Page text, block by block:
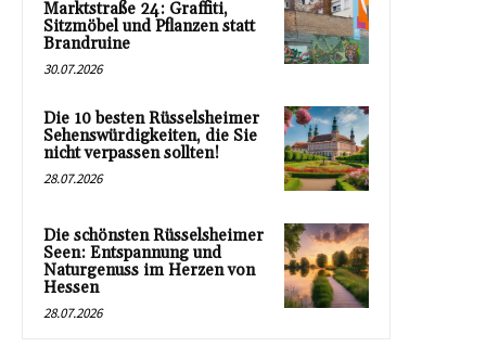
Marktstraße 24: Graffiti,
Sitzmöbel und Pflanzen statt
Brandruine
30.07.2026
Die 10 besten Rüsselsheimer
Sehenswürdigkeiten, die Sie
nicht verpassen sollten!
28.07.2026
Die schönsten Rüsselsheimer
Seen: Entspannung und
Naturgenuss im Herzen von
Hessen
28.07.2026